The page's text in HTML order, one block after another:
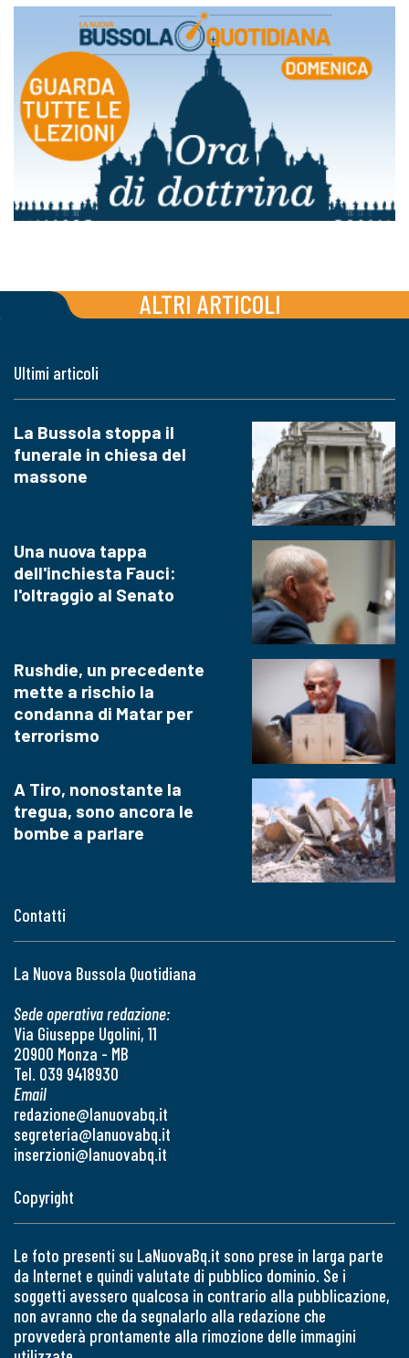
ALTRI ARTICOLI
Contatti
La Nuova Bussola Quotidiana
Sede operativa redazione:
Via Giuseppe Ugolini, 11
20900 Monza - MB
Tel. 039 9418930
Email
redazione@lanuovabq.it
segreteria@lanuovabq.it
inserzioni@lanuovabq.it
Ultimi articoli
La Bussola stoppa il
funerale in chiesa del
massone
Una nuova tappa
dell'inchiesta Fauci:
l'oltraggio al Senato
Rushdie, un precedente
mette a rischio la
condanna di Matar per
terrorismo
A Tiro, nonostante la
tregua, sono ancora le
bombe a parlare
Copyright
Le foto presenti su LaNuovaBq.it sono prese in larga parte
da Internet e quindi valutate di pubblico dominio. Se i
soggetti avessero qualcosa in contrario alla pubblicazione,
non avranno che da segnalarlo alla redazione che
provvederà prontamente alla rimozione delle immagini